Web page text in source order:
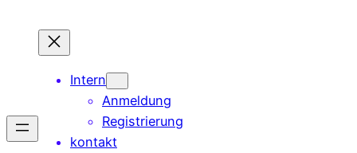
Inhalt
springen
Intern
Anmeldung
Registrierung
kontakt